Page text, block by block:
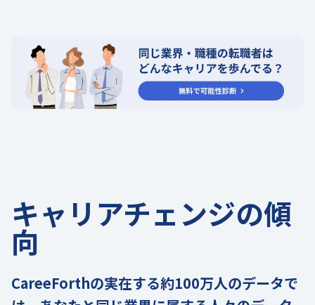
キャリアチェンジの傾
向
CareeForthの実在する約100万人のデータで